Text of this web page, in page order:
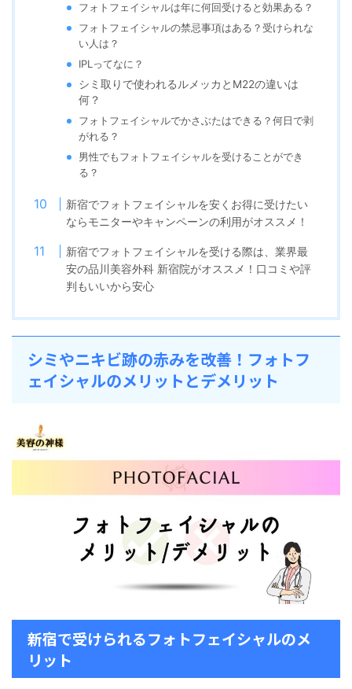
フォトフェイシャルは年に何回受けると効果ある？
フォトフェイシャルの禁忌事項はある？受けられな
い人は？
IPLってなに？
シミ取りで使われるルメッカとM22の違いは
何？
フォトフェイシャルでかさぶたはできる？何日で剥
がれる？
男性でもフォトフェイシャルを受けることができ
る？
新宿でフォトフェイシャルを安くお得に受けたい
ならモニターやキャンペーンの利用がオススメ！
新宿でフォトフェイシャルを受ける際は、業界最
安の品川美容外科 新宿院がオススメ！ 口コミや評
判もいいから安心
シミやニキビ跡の赤みを改善！フォトフ
ェイシャルのメリットとデメリット
新宿で受けられるフォトフェイシャルのメ
リット